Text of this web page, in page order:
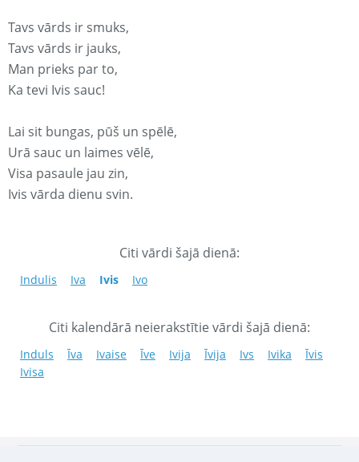
Tavs vārds ir smuks,
Tavs vārds ir jauks,
Man prieks par to,
Ka tevi Ivis sauc!
Lai sit bungas, pūš un spēlē,
Urā sauc un laimes vēlē,
Visa pasaule jau zin,
Ivis vārda dienu svin.
Citi vārdi šajā dienā:
Indulis Iva Ivis Ivo
Citi kalendārā neierakstītie vārdi šajā dienā:
Induls Īva Ivaise Īve Ivija Īvija Ivs Ivika
Īvis
Ivisa